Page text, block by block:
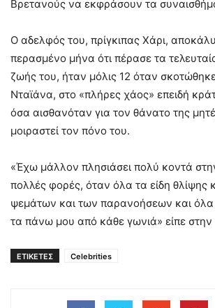
Βρετανούς να εκφράσουν τα
Ο αδελφός του, πρίγκιπας Χάρι,
περασμένο μήνα ότι πέρασε τα
ζωής του, ήταν μόλις 12 όταν σκοτώθηκε
Νταϊάνα, στο «πλήρες χάος» επειδή
όσα αισθανόταν για τον θάνατο της
μοιραστεί τον πόνο του.
«Έχω μάλλον πλησιάσει πολύ κοντά
πολλές φορές, όταν όλα τα είδη θλίψης
ψεμάτων και των παρανοήσεων και
τα πάνω μου από κάθε γωνιά» είπε
ΕΤΙΚΕΤΕΣ Celebrities